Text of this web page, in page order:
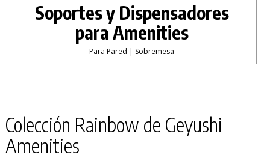
Soportes y Dispensadores
para Amenities
Para Pared | Sobremesa
Colección Rainbow de Geyushi
Amenities